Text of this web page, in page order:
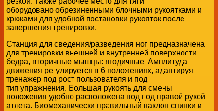
оборудовано обрезиненными блочными рукоятками и
крюками для удобной постановки рукояток после
завершения тренировки.
Станция для сведения/разведения ног предназначена
для тренировки внешней и внутренней поверхности
бедра, вторичные мышцы: ягодичные. Амплитуда
движения регулируется в 6 положениях, адаптируя
тренажер под рост пользователя и под
тип упражнения. Большая рукоять для смены
положения удобно расположена под под правой рукой
атлета. Биомеханически правильный наклон спинки и